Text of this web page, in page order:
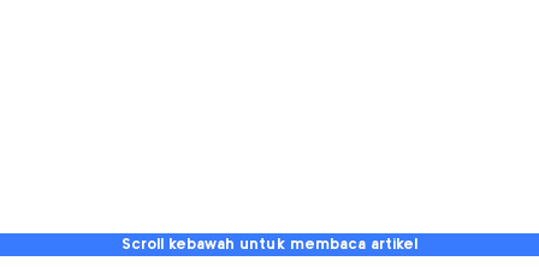
Scroll kebawah untuk membaca artikel